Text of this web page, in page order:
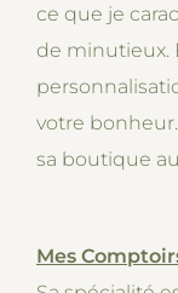
ce que je
de minutieux.
votre
sa boutique au
Mes